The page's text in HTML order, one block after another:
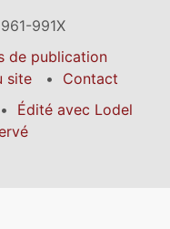
991X
de publication
site
Contact
Édité avec Lodel